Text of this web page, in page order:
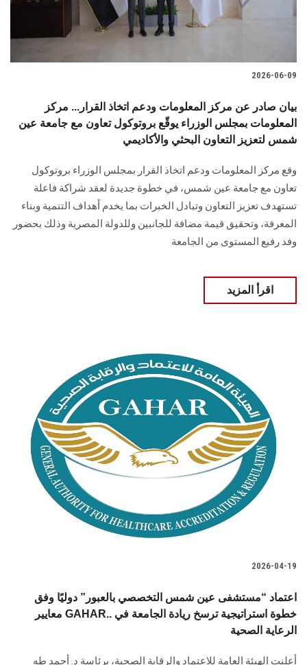
2026-06-09
بيان صادر عن مركز المعلومات ودعم اتخاذ القرار... مركز
المعلومات بمجلس الوزراء يوقّع بروتوكول تعاون مع جامعة عين
شمس لتعزيز التعاون البحثي والأكاديمي
وقع مركز المعلومات ودعم اتخاذ القرار بمجلس الوزراء بروتوكول
تعاون مع جامعة عين شمس، في خطوة جديدة لعقد شراكة فاعلة
تستهدف تعزيز التعاون وتبادل الخبرات بما يخدم أهداف التنمية وبناء
المعرفة، وتحقيق قيمة مضافة للجانبين وللدولة المصرية وذلك بحضور
وفد رفيع المستوى من الجامعة
اقرأ المزيد
2026-04-19
اعتماد “مستشفى عين شمس التخصصي بالعبور” دوليًا وفق
معايير GAHAR.. خطوة استراتيجية ترسخ ريادة الجامعة في
الرعاية الصحية
أعلنت الهيئة العامة للاعتماد والرقابة الصحية، برئاسة د. أحمد طه